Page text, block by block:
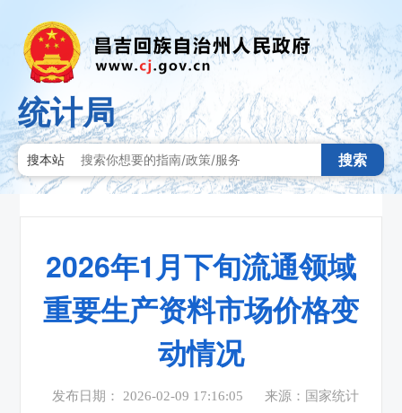
统计局
搜本站 搜索
2026年1月下旬流通领域
重要生产资料市场价格变
动情况
发布日期： 2026-02-09 17:16:05
来源：国家统计